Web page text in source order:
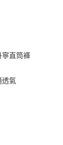
費通知簡訊。
點擊此簡訊中的連
消之訂單仍視為有效
享後付 」之結帳頁面
退款等相關疑問，請
提供之「AFTEE先
個人資料，並將交
寧直筒褲
透氣